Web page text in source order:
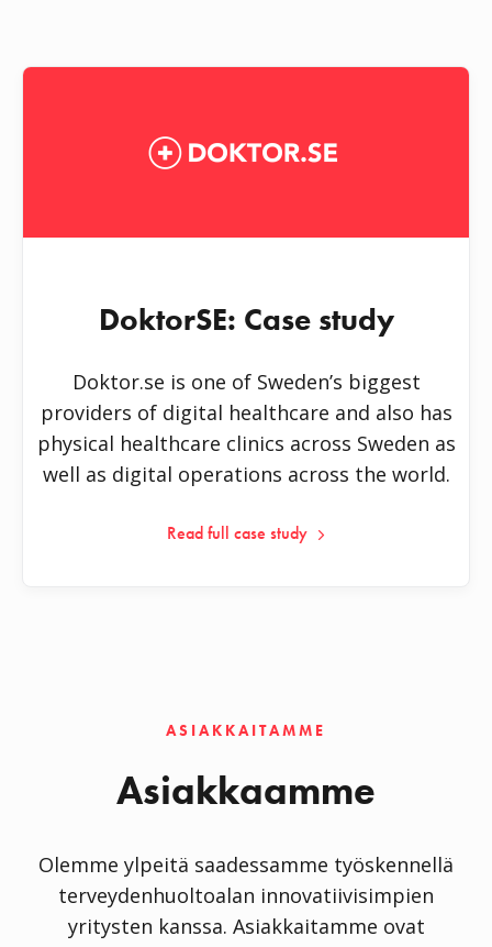
DoktorSE: Case study
Doktor.se is one of Sweden’s biggest
providers of digital healthcare and also has
physical healthcare clinics across Sweden as
well as digital operations across the world.
Read full case study
ASIAKKAITAMME
Asiakkaamme
Olemme ylpeitä saadessamme työskennellä
terveydenhuoltoalan innovatiivisimpien
yritysten kanssa. Asiakkaitamme ovat